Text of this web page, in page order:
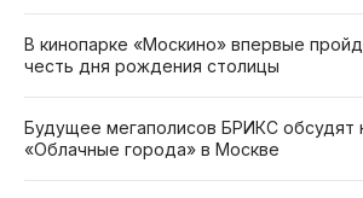
В кинопарке «Москино» впервые
честь дня рождения столицы
Будущее мегаполисов БРИКС обсудят
«Облачные города» в Москве